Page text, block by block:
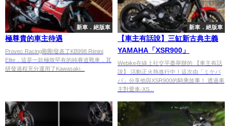
新車．絕版車
極尊貴的車主待遇
Provec Racing剛剛發表了KB998 Rimini
Elite，這是一款極致罕有的純賽道戰車，其
研發過程充分運用了Kawasaki...
新車．絕版車
【車主有話說】三缸新古典主義
YAMAHA「XSR900」
Webike在線上社交平臺舉辦的 【車主有話
說】 活動正火熱進行中！這次由「ミケパ
パ」分享他與XSR900的騎乘故事！ 透過車
主對愛車-XS...